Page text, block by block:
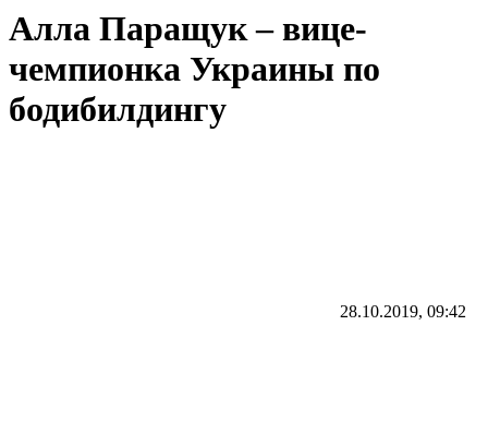
Алла Паращук – вице-
чемпионка Украины по
бодибилдингу
28.10.2019, 09:42